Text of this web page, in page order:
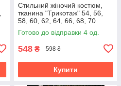
Стильний жіночий костюм,
тканина "Трикотаж" 54, 56,
58, 60, 62, 64, 66, 68, 70
розмір 54
Готово до відправки 4 од.
548 ₴ 598 ₴
Купити